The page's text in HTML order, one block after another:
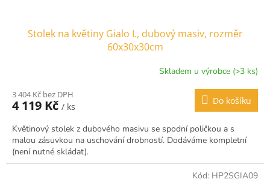
Stolek na květiny Gialo I., dubový masiv, rozměr
60x30x30cm
Skladem u výrobce (>3 ks)
3 404 Kč bez DPH
4 119 Kč / ks
Do košíku
Květinový stolek z dubového masivu se spodní poličkou a s
malou zásuvkou na uschování drobností. Dodáváme kompletní
(není nutné skládat).
Kód: HP2SGIA09